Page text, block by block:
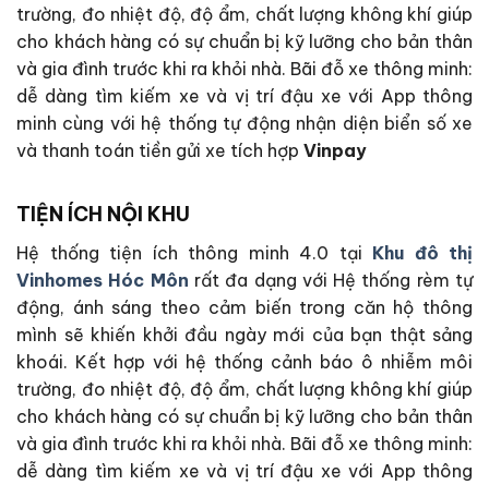
trường, đo nhiệt độ, độ ẩm, chất lượng không khí giúp
cho khách hàng có sự chuẩn bị kỹ lưỡng cho bản thân
và gia đình trước khi ra khỏi nhà. Bãi đỗ xe thông minh:
dễ dàng tìm kiếm xe và vị trí đậu xe với App thông
minh cùng với hệ thống tự động nhận diện biển số xe
và thanh toán tiền gửi xe tích hợp Vinpay
TIỆN ÍCH NỘI KHU
Hệ thống tiện ích thông minh 4.0 tại Khu đô thị
Vinhomes Hóc Môn rất đa dạng với Hệ thống rèm tự
động, ánh sáng theo cảm biến trong căn hộ thông
mình sẽ khiến khởi đầu ngày mới của bạn thật sảng
khoái. Kết hợp với hệ thống cảnh báo ô nhiễm môi
trường, đo nhiệt độ, độ ẩm, chất lượng không khí giúp
cho khách hàng có sự chuẩn bị kỹ lưỡng cho bản thân
và gia đình trước khi ra khỏi nhà. Bãi đỗ xe thông minh:
dễ dàng tìm kiếm xe và vị trí đậu xe với App thông